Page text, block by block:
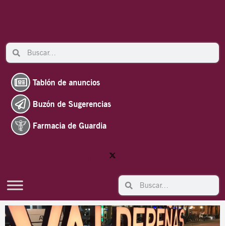
Search Search
Tablón de anuncios
Buzón de Sugerencias
Farmacia de Guardia
Search Search